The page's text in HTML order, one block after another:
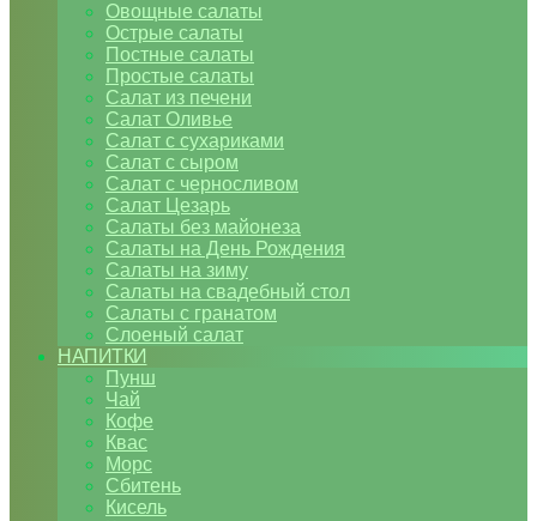
Овощные салаты
Острые салаты
Постные салаты
Простые салаты
Салат из печени
Салат Оливье
Салат с сухариками
Салат с сыром
Салат с черносливом
Салат Цезарь
Салаты без майонеза
Салаты на День Рождения
Салаты на зиму
Салаты на свадебный стол
Салаты с гранатом
Слоеный салат
НАПИТКИ
Пунш
Чай
Кофе
Квас
Морс
Сбитень
Кисель